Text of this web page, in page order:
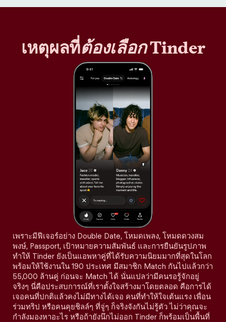
เหตุผลที่ต้องเลือกTinder
เพราะมีฟีเจอร์อย่าง Double Date, โหมดเพลง, โหมดดวงสม
พงษ์, Passport, เป้าหมายความสัมพันธ์ และการยืนยันรูปภาพ
ทำให้ Tinder ยังเป็นแอพหาคู่ที่ได้รับความนิยมมากที่สุดในโลก
พร้อมให้ใช้งานใน 190 ประเทศ มีสมาชิก Match กันไปแล้วกว่า
55,000 ล้านคู่ ก่อนจะ Match ได้ นั่นแปลว่ามีคนรอรู้จักอยู่
จริงๆ นี่คือประสบการณ์ที่เราตั้งใจสร้างมาโดยตลอด คือการได้
เจอคนที่ปกติแล้วคงไม่มีทางได้เจอ คนที่ทำให้ใจเต้นแรง เพื่อน
ร่วมทริป หรือคนคุยชิลล์ๆ ที่จู่ๆ ก็จริงจังกันไม่รู้ตัว ไม่ว่าคุณจะ
กำลังมองหาอะไร หรือถ้ายังนึกไม่ออก Tinder ก็พร้อมเป็นพื้นที่